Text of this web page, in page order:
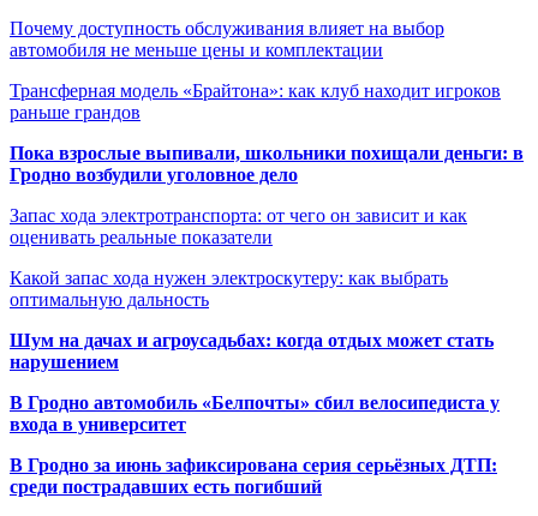
Почему доступность обслуживания влияет на выбор
автомобиля не меньше цены и комплектации
Трансферная модель «Брайтона»: как клуб находит игроков
раньше грандов
Пока взрослые выпивали, школьники похищали деньги: в
Гродно возбудили уголовное дело
Запас хода электротранспорта: от чего он зависит и как
оценивать реальные показатели
Какой запас хода нужен электроскутеру: как выбрать
оптимальную дальность
Шум на дачах и агроусадьбах: когда отдых может стать
нарушением
В Гродно автомобиль «Белпочты» сбил велосипедиста у
входа в университет
В Гродно за июнь зафиксирована серия серьёзных ДТП:
среди пострадавших есть погибший